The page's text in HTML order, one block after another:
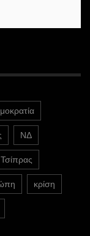
ΝΔ
Τσίπρας
κρίση